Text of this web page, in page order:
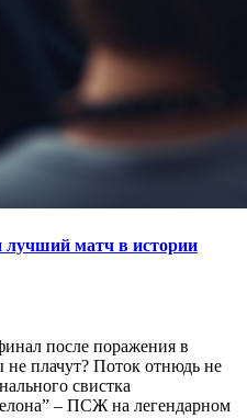
матч в истории
после поражения в
плачут? Поток отнюдь не
свистка
– ПСЖ на легендарном